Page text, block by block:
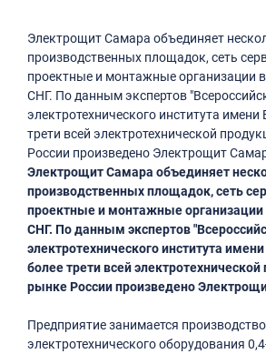
Электрощит Самара объединяет
производственных площадок, сеть
проектные и монтажные организации
СНГ. По данным экспертов
электротехнического института
трети всей электротехнической
России произведено Электрощит
Электрощит Самара объединяет
производственных площадок, сеть
проектные и монтажные организации
СНГ. По данным экспертов
электротехнического института
более трети всей электротехнической
рынке России произведено
Предприятие занимается
электротехнического оборудования